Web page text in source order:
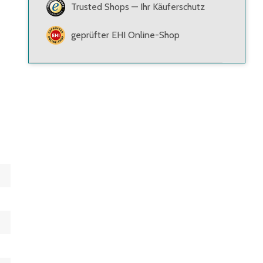
Trusted Shops — Ihr Käuferschutz
geprüfter EHI Online-Shop